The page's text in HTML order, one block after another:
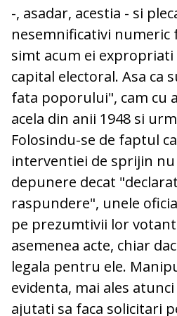
-, asadar, acestia - si
nesemnificativi numeric
simt acum ei
capital electoral. Asa ca
fata poporului", cam cu
acela din anii 1948 si
Folosindu-se de faptul
interventiei de sprijin nu
depunere decat
raspundere", unele
pe prezumtivii lor
asemenea acte, chiar
legala pentru ele.
evidenta, mai ales
ajutati sa faca solicitari